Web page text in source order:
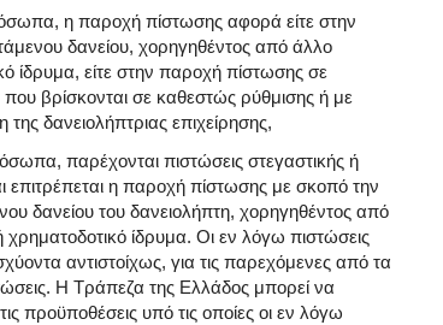
η παροχή πίστωσης αφορά είτε στην
δανείου, χορηγηθέντος από άλλο
ίδρυμα, είτε στην παροχή πίστωσης σε
που βρίσκονται σε καθεστώς ρύθμισης ή με
δανειολήπτριας επιχείρησης,
παρέχονται πιστώσεις στεγαστικής ή
επιτρέπεται η παροχή πίστωσης με σκοπό την
δανείου του δανειολήπτη, χορηγηθέντος από
χρηματοδοτικό ίδρυμα. Οι εν λόγω πιστώσεις
αντιστοίχως, για τις παρεχόμενες από τα
Η Τράπεζα της Ελλάδος μπορεί να
προϋποθέσεις υπό τις οποίες οι εν λόγω